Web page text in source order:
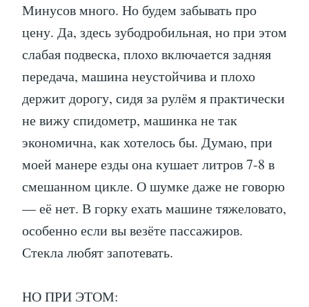
Минусов много. Но будем забывать про
цену. Да, здесь зубодробильная, но при этом
слабая подвеска, плохо включается задняя
передача, машина неустойчива и плохо
держит дорогу, сидя за рулём я практически
не вижу спидометр, машинка не так
экономична, как хотелось бы. Думаю, при
моей манере езды она кушает литров 7-8 в
смешанном цикле. О шумке даже не говорю
— её нет. В горку ехать машине тяжеловато,
особенно если вы везёте пассажиров.
Стекла любят запотевать.
НО ПРИ ЭТОМ: